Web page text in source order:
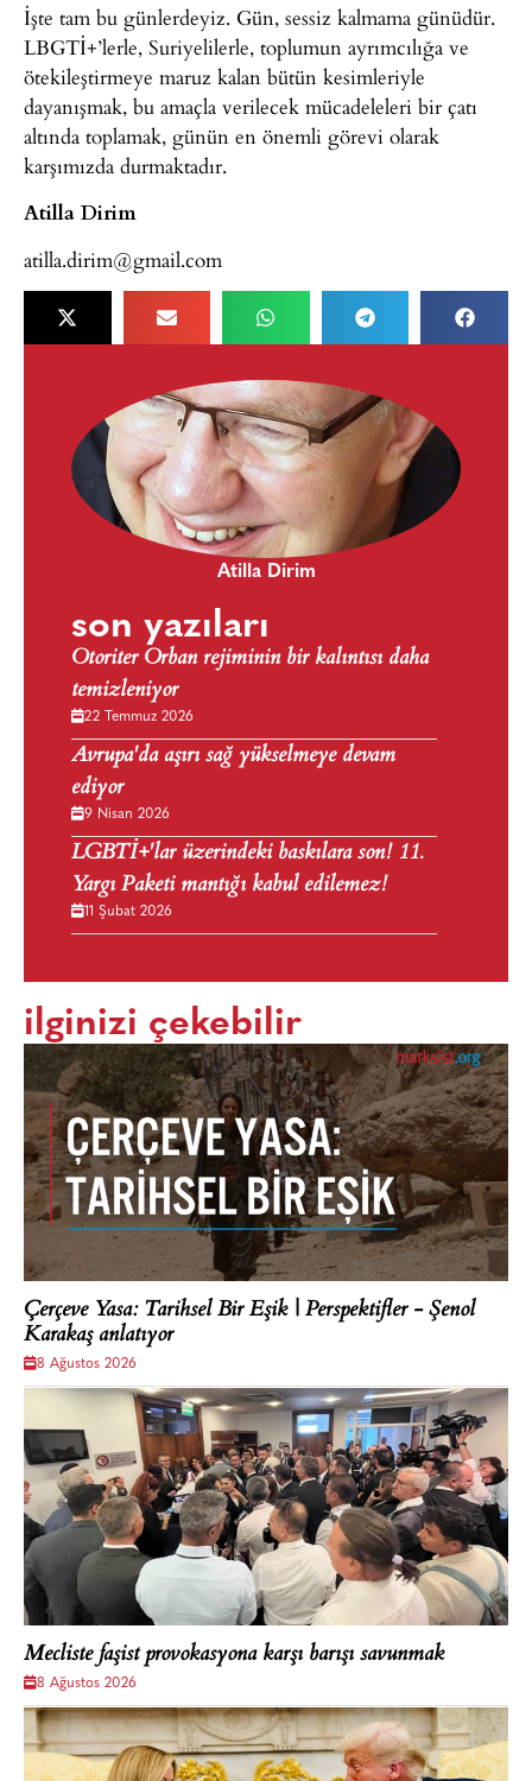
İşte tam bu günlerdeyiz. Gün, sessiz kalmama günüdür.
LBGTİ+’lerle, Suriyelilerle, toplumun ayrımcılığa ve
ötekileştirmeye maruz kalan bütün kesimleriyle
dayanışmak, bu amaçla verilecek mücadeleleri bir çatı
altında toplamak, günün en önemli görevi olarak
karşımızda durmaktadır.
Atilla Dirim
atilla.dirim@gmail.com
Atilla Dirim
son yazıları
Otoriter Orban rejiminin bir kalıntısı daha
temizleniyor
22 Temmuz 2026
Avrupa'da aşırı sağ yükselmeye devam
ediyor
9 Nisan 2026
LGBTİ+'lar üzerindeki baskılara son! 11.
Yargı Paketi mantığı kabul edilemez!
11 Şubat 2026
ilginizi çekebilir
Çerçeve Yasa: Tarihsel Bir Eşik | Perspektifler - Şenol
Karakaş anlatıyor
8 Ağustos 2026
Mecliste faşist provokasyona karşı barışı savunmak
8 Ağustos 2026